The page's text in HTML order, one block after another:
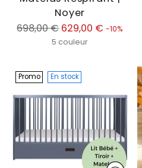
Noyer
Prix
698,00 € 629,00 € -10%
5 couleur
Promo En stock